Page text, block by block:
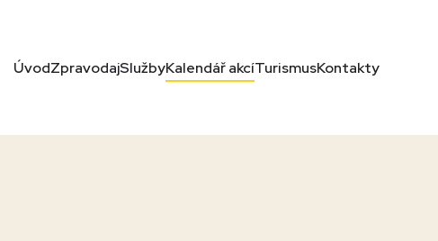
ÚvodZpravodajSlužbyKalendář akcíTurismusKontakty